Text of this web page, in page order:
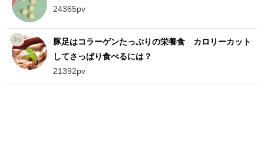
24365pv
豚足はコラーゲンたっぷりの栄養食 カロリーカット
してさっぱり食べるには？
21392pv